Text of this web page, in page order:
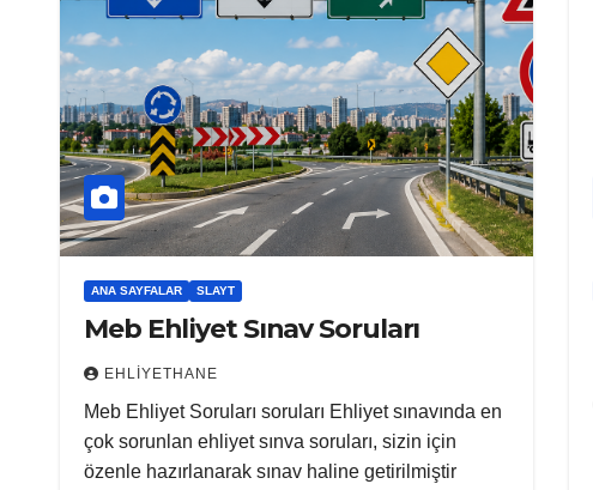
ANA SAYFALAR SLAYT
Meb Ehliyet Sınav Soruları
EHLIYETHANE
Meb Ehliyet Soruları soruları Ehliyet sınavında en
çok sorunlan ehliyet sınva soruları, sizin için
özenle hazırlanarak sınav haline getirilmiştir